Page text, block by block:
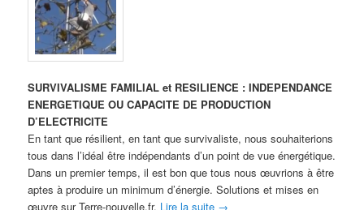
SURVIVALISME FAMILIAL et RESILIENCE : INDEPENDANCE
ENERGETIQUE OU CAPACITE DE PRODUCTION
D’ELECTRICITE
En tant que résilient, en tant que survivaliste, nous souhaiterions
tous dans l’idéal être indépendants d’un point de vue énergétique.
Dans un premier temps, il est bon que tous nous œuvrions à être
aptes à produire un minimum d’énergie. Solutions et mises en
œuvre sur Terre-nouvelle.fr. Lire la suite →